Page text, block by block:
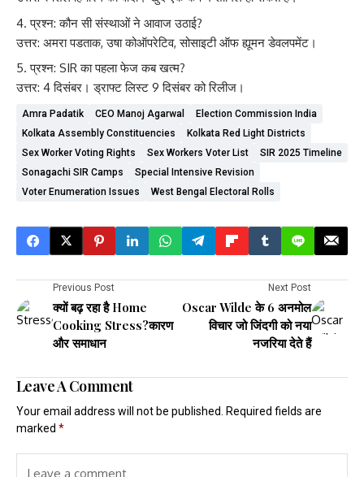
प्रश्न: कौन सी संस्थाओं ने आवाज उठाई?
उत्तर: अमरा पडताक, उषा कोऑपरेटिव, सोसाइटी ऑफ ह्यूमन डेवलपमेंट।
प्रश्न: SIR का पहला फेज कब खत्म?
उत्तर: 4 दिसंबर। ड्राफ्ट लिस्ट 9 दिसंबर को रिलीज।
Amra Padatik CEO Manoj Agarwal
Election Commission India
Kolkata Assembly Constituencies
Kolkata Red Light Districts
Sex Worker Voting Rights
Sex Workers Voter List
SIR 2025 Timeline
Sonagachi SIR Camps
Special Intensive Revision
Voter Enumeration Issues
West Bengal Electoral Rolls
Previous Post
क्यों बढ़ रहा है Home
Cooking Stress?कारण
और समाधान
Next Post
Oscar Wilde के 6 अनमोल
विचार जो जिंदगी को नया
नजरिया देते हैं
Leave A Comment
Your email address will not be published. Required fields are
marked *